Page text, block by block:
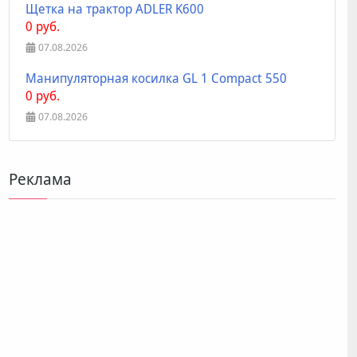
Щетка на трактор ADLER K600
0 руб.
07.08.2026
Манипуляторная косилка GL 1 Compact 550
0 руб.
07.08.2026
Реклама